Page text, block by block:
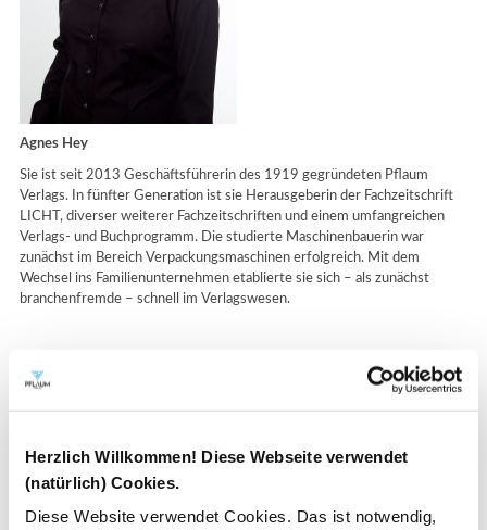
Herzlich Willkommen! Diese Webseite verwendet
(natürlich) Cookies.
Diese Website verwendet Cookies. Das ist notwendig,
Agnes Hey
Sie ist seit 2013 Geschäftsführerin des 1919 gegründeten Pflaum
Verlags. In fünfter Generation ist sie Herausgeberin der Fachzeitschrift
LICHT, diverser weiterer Fachzeitschriften und einem umfangreichen
Verlags- und Buchprogramm. Die studierte Maschinenbauerin war
zunächst im Bereich Verpackungsmaschinen erfolgreich. Mit dem
Wechsel ins Familienunternehmen etablierte sie sich – als zunächst
branchenfremde – schnell im Verlagswesen.